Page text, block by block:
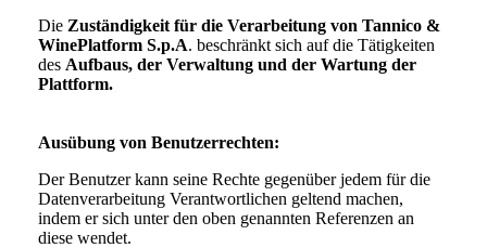
Die Zuständigkeit für die Verarbeitung von Tannico &
WinePlatform S.p.A. beschränkt sich auf die Tätigkeiten
des Aufbaus, der Verwaltung und der Wartung der
Plattform.
Ausübung von Benutzerrechten:
Der Benutzer kann seine Rechte gegenüber jedem für die
Datenverarbeitung Verantwortlichen geltend machen,
indem er sich unter den oben genannten Referenzen an
diese wendet.